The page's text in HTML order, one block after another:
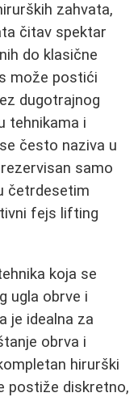
zahvata,
čitav spektar
do klasične
može postići
dugotrajnog
tehnikama i
često naziva u
samo
četrdesetim
fejs lifting
koja se
ugla obrve i
je idealna za
obrva i
hirurški
postiže diskretno,